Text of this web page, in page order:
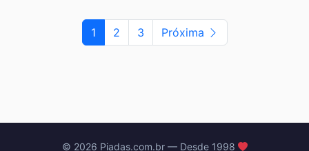
1 2 3 Próxima
© 2026 Piadas.com.br — Desde 1998